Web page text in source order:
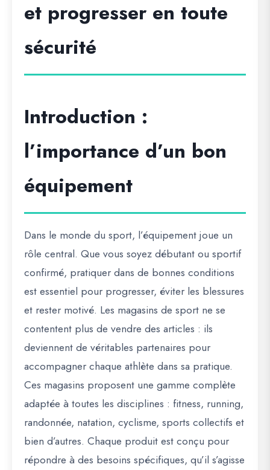
et progresser en toute
sécurité
Introduction :
l’importance d’un bon
équipement
Dans le monde du sport, l’équipement joue un
rôle central. Que vous soyez débutant ou sportif
confirmé, pratiquer dans de bonnes conditions
est essentiel pour progresser, éviter les blessures
et rester motivé. Les magasins de sport ne se
contentent plus de vendre des articles : ils
deviennent de véritables partenaires pour
accompagner chaque athlète dans sa pratique.
Ces magasins proposent une gamme complète
adaptée à toutes les disciplines : fitness, running,
randonnée, natation, cyclisme, sports collectifs et
bien d’autres. Chaque produit est conçu pour
répondre à des besoins spécifiques, qu’il s’agisse